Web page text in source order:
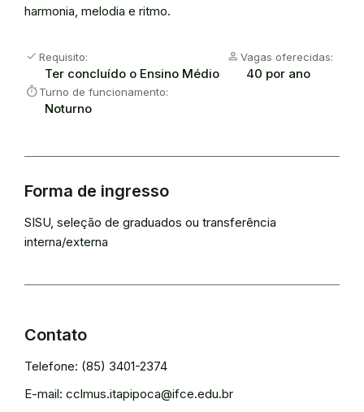
harmonia, melodia e ritmo.
check Requisito:
Ter concluído o Ensino Médio
Person Vagas oferecidas:
40 por ano
timerTurno de funcionamento:
Noturno
Forma de ingresso
SISU, seleção de graduados ou transferência
interna/externa
Contato
Telefone: (85) 3401-2374
E-mail: cclmus.itapipoca@ifce.edu.br